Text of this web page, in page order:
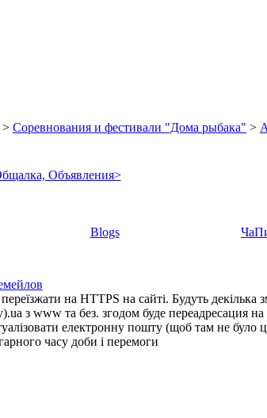
> Соревнования и фестивали "Дома рыбака" >
Объявления>
Blogs
на HTTPS на сайті. Будуть
з www та без. згодом буде переадресация
електронну пошту (щоб там не було
часу доби і перемоги